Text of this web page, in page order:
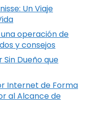
Un Viaje
operación de
y consejos
Sin Dueño que
Internet de Forma
al Alcance de